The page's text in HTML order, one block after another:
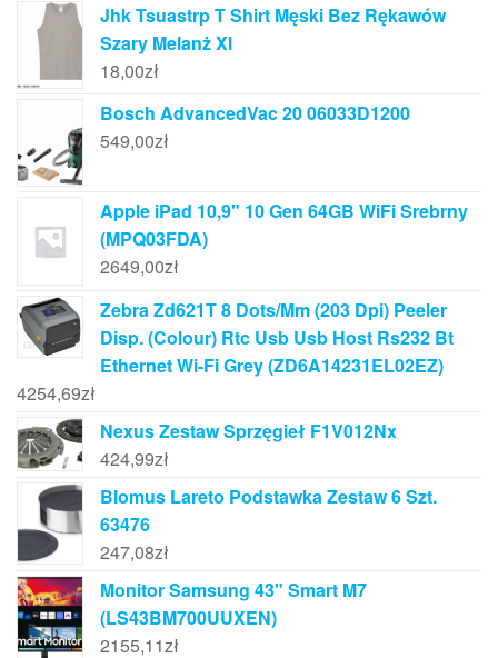
Jhk Tsuastrp T Shirt Męski Bez Rękawów
Szary Melanż Xl
18,00zł
Bosch AdvancedVac 20 06033D1200
549,00zł
Apple iPad 10,9" 10 Gen 64GB WiFi Srebrny
(MPQ03FDA)
2649,00zł
Zebra Zd621T 8 Dots/Mm (203 Dpi) Peeler
Disp. (Colour) Rtc Usb Usb Host Rs232 Bt
Ethernet Wi-Fi Grey (ZD6A14231EL02EZ)
4254,69zł
Nexus Zestaw Sprzęgieł F1V012Nx
424,99zł
Blomus Lareto Podstawka Zestaw 6 Szt.
63476
247,08zł
Monitor Samsung 43" Smart M7
(LS43BM700UUXEN)
2155,11zł